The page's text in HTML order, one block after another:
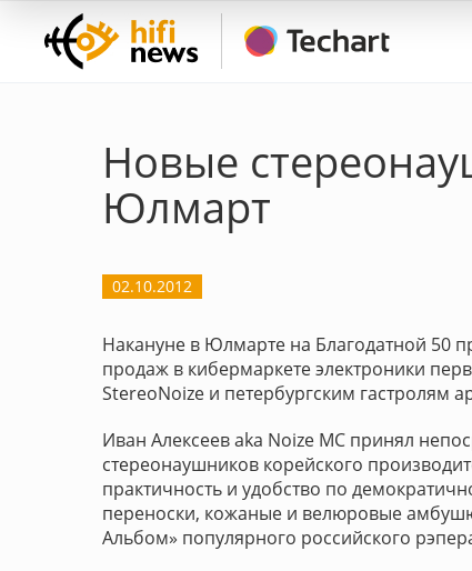
Новые
Юлмарт
02.10.2012
Накануне в Юлмарте на Благодатной 50
продаж в кибермаркете электроники
StereoNoize и петербургским гастролям
Иван Алексеев aka Noize MC принял
стереонаушников корейского
практичность и удобство по
переноски, кожаные и велюровые
Альбом» популярного российского